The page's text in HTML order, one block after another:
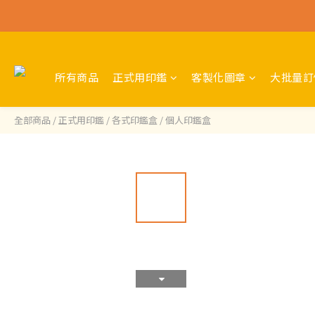
所有商品 正式用印鑑 客製化圖章 大批量
全部商品 /正式用印鑑 /各式印鑑盒 /個人印鑑盒